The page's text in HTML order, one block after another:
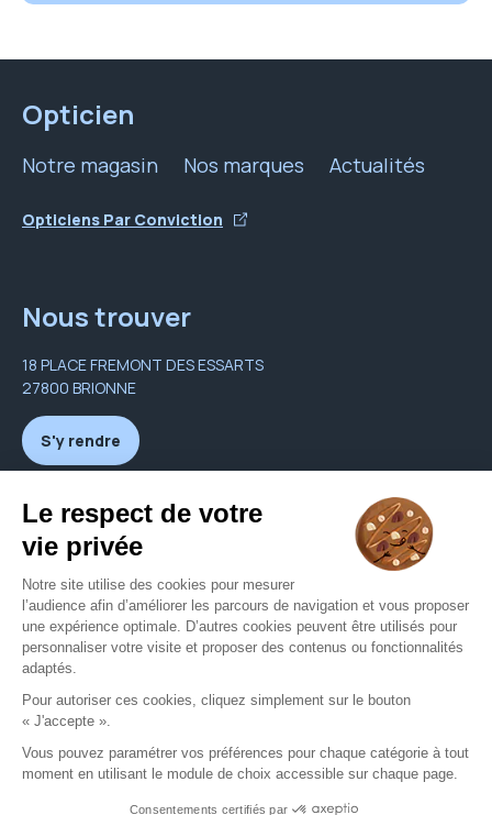
Opticien
Notre magasin Nos marques Actualités
Opticiens Par Conviction
Nous trouver
18 PLACE FREMONT DES ESSARTS
27800 BRIONNE
S'y rendre
Nous contacter
alidor2@orange.fr
02 32 46 35 39
Nous contacter
Mentions légales
CGU
Politique de confidentialité